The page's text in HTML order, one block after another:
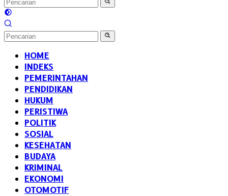
HOME
INDEKS
PEMERINTAHAN
PENDIDIKAN
HUKUM
PERISTIWA
POLITIK
SOSIAL
KESEHATAN
BUDAYA
KRIMINAL
EKONOMI
OTOMOTIF